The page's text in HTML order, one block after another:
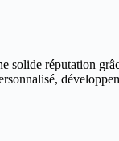
solide réputation